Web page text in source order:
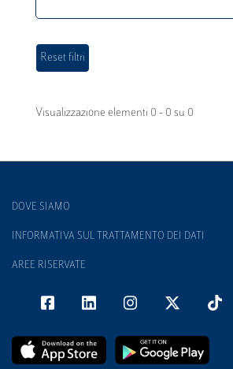
Visualizzazione elementi 0 - 0 su 0
DOVE SIAMO
INFORMATIVA SUL TRATTAMENTO DEI DATI
AREE RISERVATE